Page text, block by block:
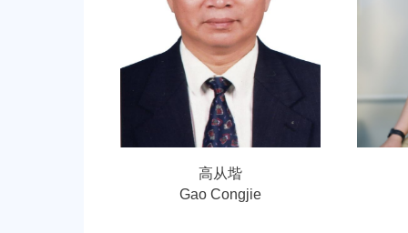
高从堦
Gao Congjie